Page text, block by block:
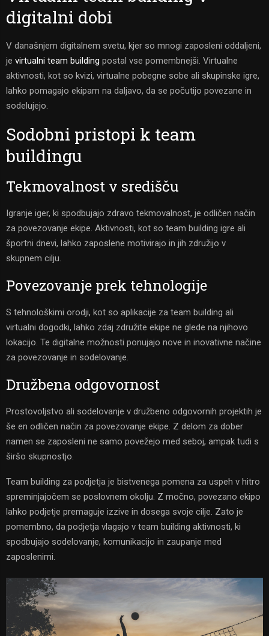
digitalni dobi
V današnjem digitalnem svetu, kjer so mnogi zaposleni oddaljeni,
je virtualni team building postal vse pomembnejši. Virtualne
aktivnosti, kot so kvizi, virtualne pobegne sobe ali skupinske igre,
lahko pomagajo ekipam na daljavo, da se počutijo povezane in
sodelujejo.
Sodobni pristopi k team
buildingu
Tekmovalnost v središču
Igranje iger, ki spodbujajo zdravo tekmovalnost, je odličen način
za povezovanje ekipe. Aktivnosti, kot so team building igre ali
športni dnevi, lahko zaposlene motivirajo in jih združijo v
skupnem cilju.
Povezovanje prek tehnologije
S tehnološkimi orodji, kot so aplikacije za team building ali
virtualni dogodki, lahko zdaj združite ekipe ne glede na njihovo
lokacijo. Te digitalne možnosti ponujajo nove in inovativne načine
za povezovanje in sodelovanje.
Družbena odgovornost
Prostovoljstvo ali sodelovanje v družbeno odgovornih projektih je
še en odličen način za povezovanje ekipe. Z delom za dober
namen se zaposleni ne samo povežejo med seboj, ampak tudi s
širšo skupnostjo.
Team building za podjetja je bistvenega pomena za uspeh v hitro
spreminjajočem se poslovnem okolju. Z močno, povezano ekipo
lahko podjetje premaguje izzive in dosega svoje cilje. Zato je
pomembno, da podjetja vlagajo v team building aktivnosti, ki
spodbujajo sodelovanje, komunikacijo in zaupanje med
zaposlenimi.